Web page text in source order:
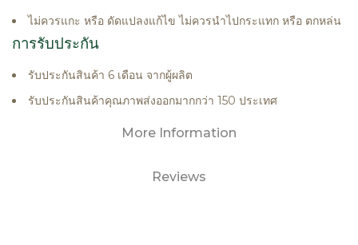
ไม่ควรแกะ หรือ ดัดแปลงแก้ไข ไม่ควรนำไปกระแทก หรือ ตกหล่น
การรับประกัน
รับประกันสินค้า 6 เดือน จากผู้ผลิต
รับประกันสินค้าคุณภาพส่งออกมากกว่า 150 ประเทศ
More Information
Reviews